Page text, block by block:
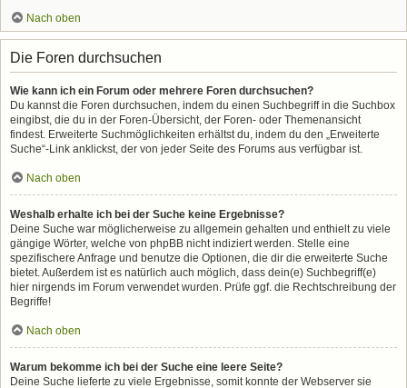
Nach oben
Die Foren durchsuchen
Wie kann ich ein Forum oder mehrere Foren durchsuchen?
Du kannst die Foren durchsuchen, indem du einen Suchbegriff in die Suchbox
eingibst, die du in der Foren-Übersicht, der Foren- oder Themenansicht
findest. Erweiterte Suchmöglichkeiten erhältst du, indem du den „Erweiterte
Suche“-Link anklickst, der von jeder Seite des Forums aus verfügbar ist.
Nach oben
Weshalb erhalte ich bei der Suche keine Ergebnisse?
Deine Suche war möglicherweise zu allgemein gehalten und enthielt zu viele
gängige Wörter, welche von phpBB nicht indiziert werden. Stelle eine
spezifischere Anfrage und benutze die Optionen, die dir die erweiterte Suche
bietet. Außerdem ist es natürlich auch möglich, dass dein(e) Suchbegriff(e)
hier nirgends im Forum verwendet wurden. Prüfe ggf. die Rechtschreibung der
Begriffe!
Nach oben
Warum bekomme ich bei der Suche eine leere Seite?
Deine Suche lieferte zu viele Ergebnisse, somit konnte der Webserver sie